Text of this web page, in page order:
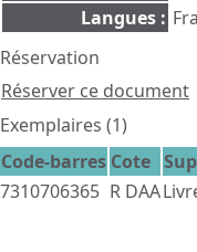
Langues :
Réservation
Réserver ce document
Exemplaires (1)
Code-barres Cote
7310706365 R DAA